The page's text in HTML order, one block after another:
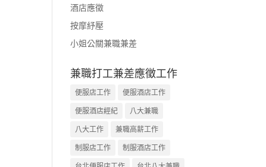
酒店應徵
按摩紓壓
小姐公關兼職兼差
兼職打工兼差應徵工作
便服店工作
便服酒店工作
便服酒店經紀
八大兼職
八大工作
兼職高薪工作
制服店工作
制服酒店工作